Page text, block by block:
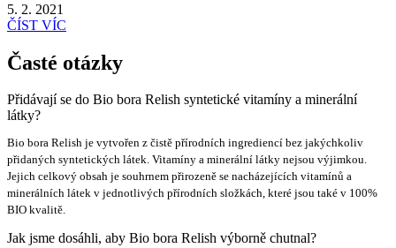
5. 2. 2021
ČÍST VÍC
Časté otázky
Přidávají se do Bio bora Relish syntetické vitamíny a minerální
látky?
Bio bora Relish je vytvořen z čistě přírodních ingrediencí bez jakýchkoliv
přidaných syntetických látek. Vitamíny a minerální látky nejsou výjimkou.
Jejich celkový obsah je souhrnem přirozeně se nacházejících vitamínů a
minerálních látek v jednotlivých přírodních složkách, které jsou také v 100%
BIO kvalitě.
Jak jsme dosáhli, aby Bio bora Relish výborně chutnal?